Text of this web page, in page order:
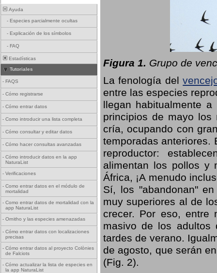
Ayuda
- Especies parcialmente ocultas
- Explicación de los símbolos
- FAQ
Estadísticas
Tutoriales
- FAQS
- Cómo registrarse
- Cómo entrar datos
- Como introducir una lista completa
- Cómo consultar y editar datos
- Cómo hacer consultas avanzadas
- Cómo introducir datos en la app
NaturaList
- Verificaciones
- Como entrar datos en el módulo de
mortalidad
- Como entrar datos de mortalidad con la
app NaturaList
- Ornitho y las especies amenazadas
- Cómo entrar datos con localizaciones
precisas
- Cómo entrar datos al proyecto Colònies
de Falciots
- Cómo actualizar la lista de especies en
la app NaturaList
Figura 1. Grupo de
La fenología del
entre las especies
llegan habitualmente
principios de mayo los
cría, ocupando con
temporadas anteriores.
reproductor:
alimentan los pollos y
África, ¡A menudo
Sí, los "abandonan"
muy superiores al de
crecer. Por eso, entre
masivo de los adultos
tardes de verano.
de agosto, que serán
(Fig. 2).